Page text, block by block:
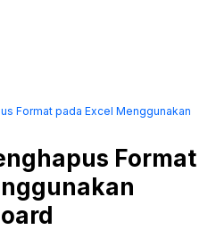
Format pada Excel Menggunakan
Format